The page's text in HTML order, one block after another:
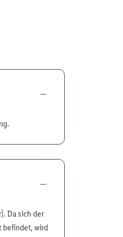
Da sich der
befindet, wird